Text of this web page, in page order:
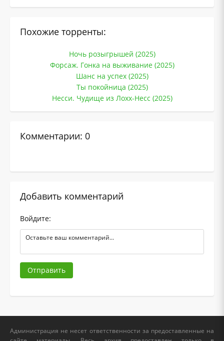
Похожие торренты:
Ночь розыгрышей (2025)
Форсаж. Гонка на выживание (2025)
Шанс на успех (2025)
Ты покойница (2025)
Несси. Чудище из Лохх-Несс (2025)
Комментарии: 0
Добавить комментарий
Войдите:
Отправить
Администрация не несет ответственности за предоставленные на